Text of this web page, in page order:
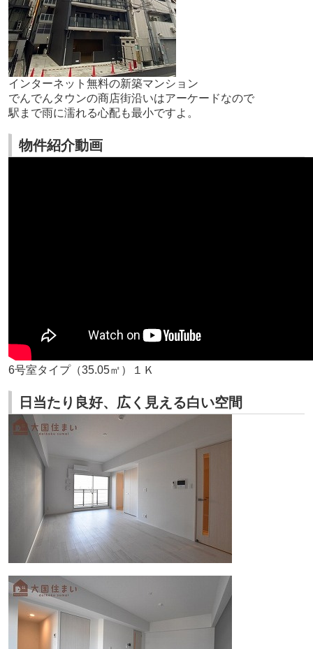
インターネット無料の新築マンション
でんでんタウンの商店街沿いはアーケードなので
駅まで雨に濡れる心配も最小ですよ。
物件紹介動画
6号室タイプ（35.05㎡）１Ｋ
日当たり良好、広く見える白い空間